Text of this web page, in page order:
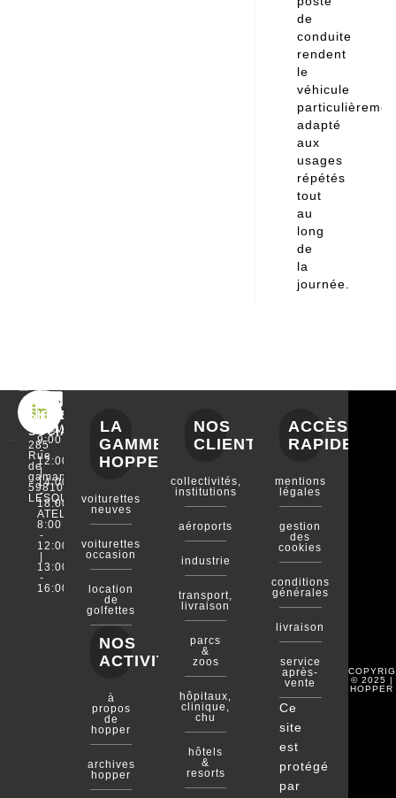
de
conduite
rendent
le
véhicule
adapté
aux
usages
répétés
tout
au
long
de
la
journée.
i
n
k
e
d
i
n
-
i
n
SIÈGE
SOCIAL
285
Rue
de
gamand
59810
LESQUIN
HORAIRES
COMMERCIAL
9:00
-
12:00
|
14:00
-
18:00
ATELIER
8:00
-
12:00
13:00
-
16:00
TÉLÉPHONE
03.20.00.72.41
LA
GAMME
HOPPER
voiturettes
neuves
voiturettes
occasion
location
de
golfettes
NOS
ACTIVITÉS
à
propos
de
hopper
archives
hopper
NOS
CLIENTS
collectivités,
institutions
aéroports
industrie
transport,
livraison
parcs
&
zoos
hôpitaux,
clinique,
chu
hôtels
&
resorts
ACCÈS
RAPIDE
mentions
légales
gestion
des
cookies
conditions
générales
livraison
service
après-
vente
Ce
site
est
protégé
par
© 2025 |
HOPPER